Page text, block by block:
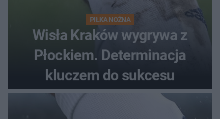
PIŁKA NOŻNA
Wisła Kraków wygrywa z
Płockiem. Determinacja
kluczem do sukcesu